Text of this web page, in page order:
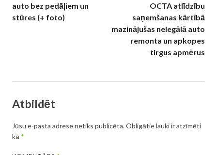
auto bez pedāļiem un
stūres (+ foto)
OCTA atlīdzību
saņemšanas kārtībā
mazinājušas nelegālā auto
remonta un apkopes
tirgus apmērus
Atbildēt
Jūsu e-pasta adrese netiks publicēta.Obligātie lauki ir atzīmēti
kā *